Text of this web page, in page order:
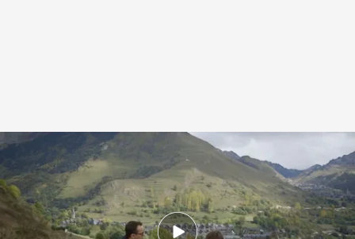
cuatro.com
09 NOV 2014 - 23:15h.
Compartir